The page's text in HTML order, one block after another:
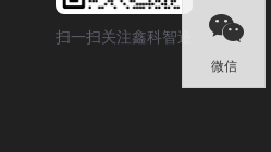
扫一扫关注鑫科智造 
微信